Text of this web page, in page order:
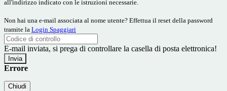
all'indirizzo indicato con le istruzioni necessarie.
Non hai una e-mail associata al nome utente? Effettua il reset della password
tramite la Login Spaggiari
E-mail inviata, si prega di controllare la casella di posta elettronica!
Errore
Chiudi